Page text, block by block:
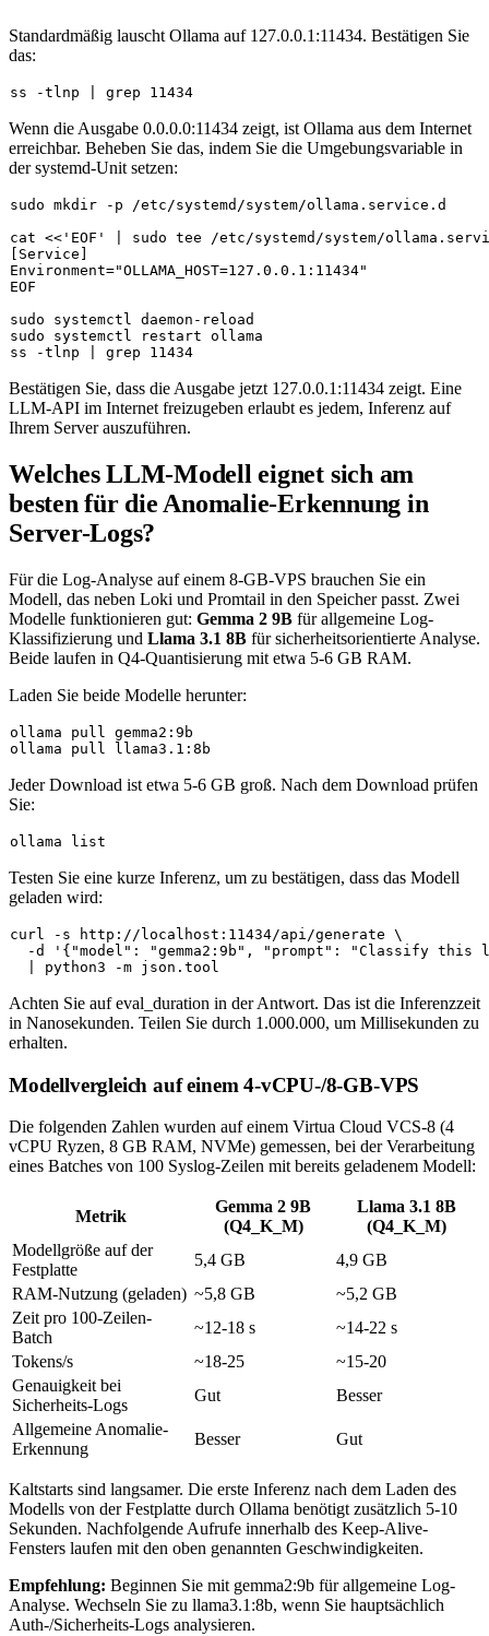
Standardmäßig lauscht Ollama auf 127.0.0.1:11434. Bestätigen Sie
das:
Wenn die Ausgabe 0.0.0.0:11434 zeigt, ist Ollama aus dem Internet
erreichbar. Beheben Sie das, indem Sie die Umgebungsvariable in
der systemd-Unit setzen:
sudo mkdir
cat << 'EOF' sudo tee /etc/systemd/system/
[Service]
Environment="OLLAMA_HOST=127.0.0.1:11434"
sudo
sudo systemctl restart ollama
Bestätigen Sie, dass die Ausgabe jetzt 127.0.0.1:11434 zeigt. Eine
LLM-API im Internet freizugeben erlaubt es jedem, Inferenz auf
Ihrem Server auszuführen.
Welches LLM-Modell eignet sich am
besten für die Anomalie-Erkennung in
Server-Logs?
Für die Log-Analyse auf einem 8-GB-VPS brauchen Sie ein
Modell, das neben Loki und Promtail in den Speicher passt. Zwei
Modelle funktionieren gut: Gemma 2 9B für allgemeine Log-
Klassifizierung und Llama 3.1 8B für sicherheitsorientierte Analyse.
Beide laufen in Q4-Quantisierung mit etwa 5-6 GB RAM.
Laden Sie beide Modelle herunter:
ollama pull gemma2:9b
Jeder Download ist etwa 5-6 GB groß. Nach dem Download prüfen
Sie:
Testen Sie eine kurze Inferenz, um zu bestätigen, dass das Modell
geladen wird:
curl -s http://localhost:11434/api/generate \
  -d
'{"model": "gemma2:9b", "prompt": "Classify
Achten Sie aufeval_duration in der Antwort. Das ist die Inferenzzeit
in Nanosekunden. Teilen Sie durch 1.000.000, um Millisekunden zu
erhalten.
Modellvergleich auf einem 4-vCPU-/8-GB-VPS
Die folgenden Zahlen wurden auf einem Virtua Cloud VCS-8 (4
vCPU Ryzen, 8 GB RAM, NVMe) gemessen, bei der Verarbeitung
eines Batches von 100 Syslog-Zeilen mit bereits geladenem Modell:
Metrik
Gemma 2 9B
(Q4_K_M)
Llama 3.1 8B
(Q4_K_M)
Modellgröße auf der
Festplatte
5,4 GB
4,9 GB
RAM-Nutzung (geladen) ~5,8 GB
~5,2 GB
Zeit pro 100-Zeilen-
Batch
~12-18 s
~14-22 s
Tokens/s
~18-25
~15-20
Genauigkeit bei
Sicherheits-Logs
Gut
Besser
Allgemeine Anomalie-
Erkennung
Besser Gut
Kaltstarts sind langsamer. Die erste Inferenz nach dem Laden des
Modells von der Festplatte durch Ollama benötigt zusätzlich 5-10
Sekunden. Nachfolgende Aufrufe innerhalb des Keep-Alive-
Fensters laufen mit den oben genannten Geschwindigkeiten.
Empfehlung: Beginnen Sie mit gemma2:9b für allgemeine Log-
Analyse. Wechseln Sie zu llama3.1:8b, wenn Sie hauptsächlich
Auth-/Sicherheits-Logs analysieren.